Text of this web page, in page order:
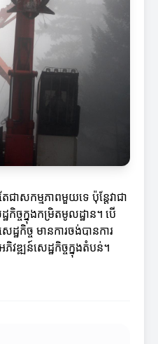
ជាសកម្មភាពមួយទេ ប៉ុន្តែវាជា
ចក្នុងកម្រិតមូលដ្ឋាន។ បើ
កិច្ច មានការចង់បានការ
ឌ្ឍន៍សេដ្ឋកិច្ចក្នុងតំបន់។